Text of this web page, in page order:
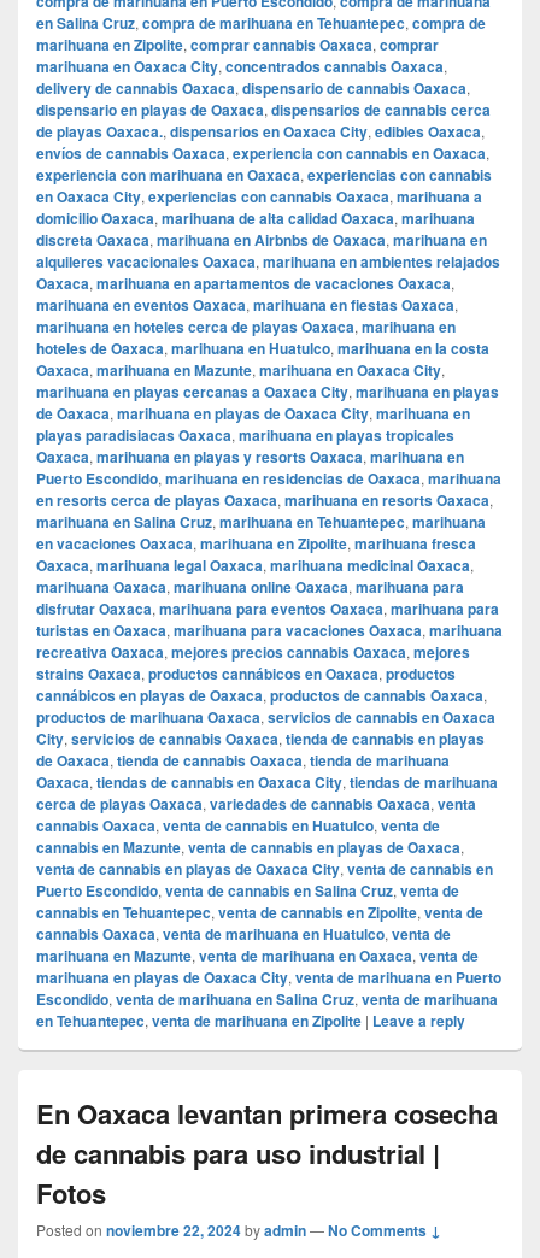
en Salina Cruz, compra de marihuana en Tehuantepec, compra de
marihuana en Zipolite, comprar cannabis Oaxaca, comprar
marihuana en Oaxaca City, concentrados cannabis Oaxaca,
delivery de cannabis Oaxaca, dispensario de cannabis Oaxaca,
dispensario en playas de Oaxaca, dispensarios de cannabis cerca
de playas Oaxaca., dispensarios en Oaxaca City, edibles Oaxaca,
envíos de cannabis Oaxaca, experiencia con cannabis en Oaxaca,
experiencia con marihuana en Oaxaca, experiencias con cannabis
en Oaxaca City, experiencias con cannabis Oaxaca, marihuana a
domicilio Oaxaca, marihuana de alta calidad Oaxaca, marihuana
discreta Oaxaca, marihuana en Airbnbs de Oaxaca, marihuana en
alquileres vacacionales Oaxaca, marihuana en ambientes relajados
Oaxaca, marihuana en apartamentos de vacaciones Oaxaca,
marihuana en eventos Oaxaca, marihuana en fiestas Oaxaca,
marihuana en hoteles cerca de playas Oaxaca, marihuana en
hoteles de Oaxaca, marihuana en Huatulco, marihuana en la costa
Oaxaca, marihuana en Mazunte, marihuana en Oaxaca City,
marihuana en playas cercanas a Oaxaca City, marihuana en playas
de Oaxaca, marihuana en playas de Oaxaca City, marihuana en
playas paradisiacas Oaxaca, marihuana en playas tropicales
Oaxaca, marihuana en playas y resorts Oaxaca, marihuana en
Puerto Escondido, marihuana en residencias de Oaxaca, marihuana
en resorts cerca de playas Oaxaca, marihuana en resorts Oaxaca,
marihuana en Salina Cruz, marihuana en Tehuantepec, marihuana
en vacaciones Oaxaca, marihuana en Zipolite, marihuana fresca
Oaxaca, marihuana legal Oaxaca, marihuana medicinal Oaxaca,
marihuana Oaxaca, marihuana online Oaxaca, marihuana para
disfrutar Oaxaca, marihuana para eventos Oaxaca, marihuana para
turistas en Oaxaca, marihuana para vacaciones Oaxaca, marihuana
recreativa Oaxaca, mejores precios cannabis Oaxaca, mejores
strains Oaxaca, productos cannábicos en Oaxaca, productos
cannábicos en playas de Oaxaca, productos de cannabis Oaxaca,
productos de marihuana Oaxaca, servicios de cannabis en Oaxaca
City, servicios de cannabis Oaxaca, tienda de cannabis en playas
de Oaxaca, tienda de cannabis Oaxaca, tienda de marihuana
Oaxaca, tiendas de cannabis en Oaxaca City, tiendas de marihuana
cerca de playas Oaxaca, variedades de cannabis Oaxaca, venta
cannabis Oaxaca, venta de cannabis en Huatulco, venta de
cannabis en Mazunte, venta de cannabis en playas de Oaxaca,
venta de cannabis en playas de Oaxaca City, venta de cannabis en
Puerto Escondido, venta de cannabis en Salina Cruz, venta de
cannabis en Tehuantepec, venta de cannabis en Zipolite, venta de
cannabis Oaxaca, venta de marihuana en Huatulco, venta de
marihuana en Mazunte, venta de marihuana en Oaxaca, venta de
marihuana en playas de Oaxaca City, venta de marihuana en Puerto
Escondido, venta de marihuana en Salina Cruz, venta de marihuana
en Tehuantepec, venta de marihuana en Zipolite | Leave a reply
En Oaxaca levantan primera cosecha
de cannabis para uso industrial |
Fotos
Posted on noviembre 22, 2024byadmin—No Comments ↓